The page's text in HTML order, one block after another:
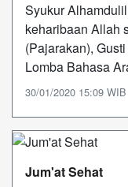
Syukur
keharibaan Allah
(Pajarakan),
Lomba Bahasa
30/01/2020 15:09
Jum'at Sehat